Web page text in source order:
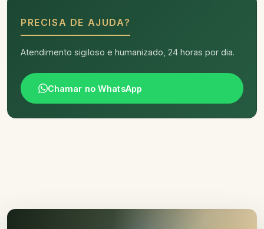
PRECISA DE AJUDA?
Atendimento sigiloso e humanizado, 24 horas por dia.
Chamar no WhatsApp